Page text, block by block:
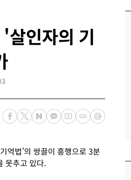
인자의 기
억법’의 쌍끌이 흥행으로 3분
못추고 있다.